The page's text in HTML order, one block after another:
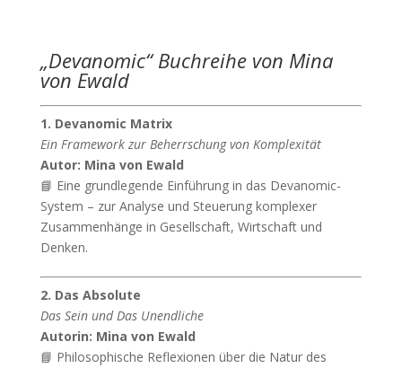
„Devanomic“ Buchreihe von Mina
von Ewald
1. Devanomic Matrix
Ein Framework zur Beherrschung von Komplexität
Autor: Mina von Ewald
📘 Eine grundlegende Einführung in das Devanomic-
System – zur Analyse und Steuerung komplexer
Zusammenhänge in Gesellschaft, Wirtschaft und
Denken.
2. Das Absolute
Das Sein und Das Unendliche
Autorin: Mina von Ewald
📘 Philosophische Reflexionen über die Natur des